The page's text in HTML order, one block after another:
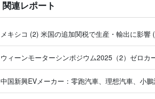
関連レポート
メキシコ (2) 米国の追加関税で生産・輸出に影響
ウィーンモーターシンポジウム2025（2）ゼロカ
中国新興EVメーカー：零跑汽車、理想汽車、小